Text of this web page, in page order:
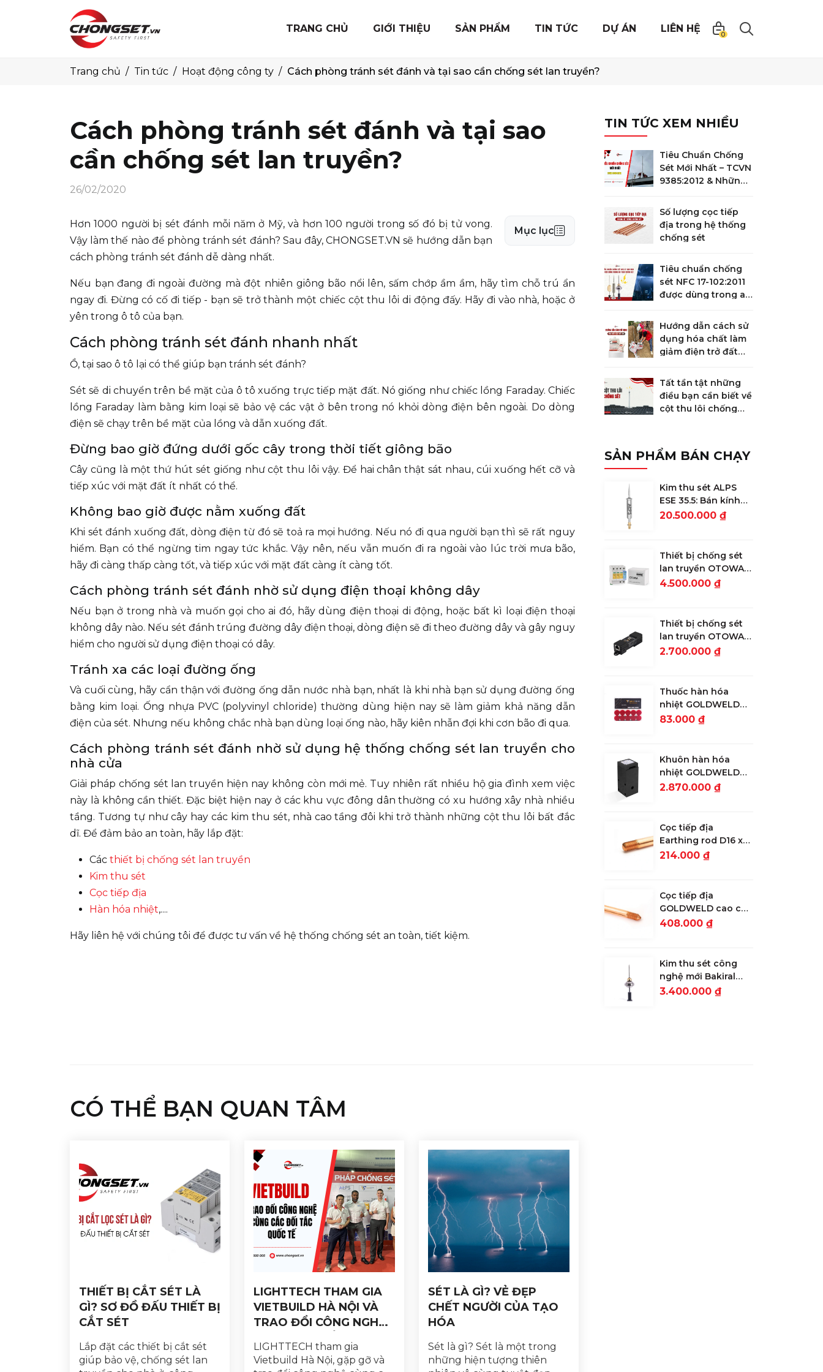
TRANG CHỦ GIỚI THIỆU SẢN PHẨM TIN TỨC DỰ ÁN LIÊN HỆ 0
Trang chủ Tin tức Hoạt động công ty Cách phòng tránh sét đánh và tại sao cần chống sét lan truyền?
Cách phòng tránh sét đánh và tại sao
cần chống sét lan truyền?
26/02/2020
Mục lục
Hơn 1000 người bị sét đánh mỗi năm ở Mỹ, và hơn 100 người trong số đó bị tử vong.
Vậy làm thế nào để phòng tránh sét đánh? Sau đây, CHONGSET.VN sẽ hướng dẫn bạn
cách phòng tránh sét đánh dễ dàng nhất.
Nếu bạn đang đi ngoài đường mà đột nhiên giông bão nổi lên, sấm chớp ầm ầm, hãy tìm chỗ trú ẩn
ngay đi. Đừng có cố đi tiếp - bạn sẽ trở thành một chiếc cột thu lôi di động đấy. Hãy đi vào nhà, hoặc ở
yên trong ô tô của bạn.
Cách phòng tránh sét đánh nhanh nhất
Ồ, tại sao ô tô lại có thể giúp bạn tránh sét đánh?
Sét sẽ di chuyển trên bề mặt của ô tô xuống trực tiếp mặt đất. Nó giống như chiếc lồng Faraday. Chiếc
lồng Faraday làm bằng kim loại sẽ bảo vệ các vật ở bên trong nó khỏi dòng điện bên ngoài. Do dòng
điện sẽ chạy trên bề mặt của lồng và dẫn xuống đất.
Đừng bao giờ đứng dưới gốc cây trong thời tiết giông bão
Cây cũng là một thứ hút sét giống như cột thu lôi vậy. Để hai chân thật sát nhau, cúi xuống hết cỡ và
tiếp xúc với mặt đất ít nhất có thể.
Không bao giờ được nằm xuống đất
Khi sét đánh xuống đất, dòng điện từ đó sẽ toả ra mọi hướng. Nếu nó đi qua người bạn thì sẽ rất nguy
hiểm. Bạn có thể ngừng tim ngay tức khắc. Vậy nên, nếu vẫn muốn đi ra ngoài vào lúc trời mưa bão,
hãy đi càng thấp càng tốt, và tiếp xúc với mặt đất càng ít càng tốt.
Cách phòng tránh sét đánh nhờ sử dụng điện thoại không dây
Nếu bạn ở trong nhà và muốn gọi cho ai đó, hãy dùng điện thoại di động, hoặc bất kì loại điện thoại
không dây nào. Nếu sét đánh trúng đường dây điện thoại, dòng điện sẽ đi theo đường dây và gây nguy
hiểm cho người sử dụng điện thoại có dây.
Tránh xa các loại đường ống
Và cuối cùng, hãy cẩn thận với đường ống dẫn nước nhà bạn, nhất là khi nhà bạn sử dụng đường ống
bằng kim loại. Ống nhựa PVC (polyvinyl chloride) thường dùng hiện nay sẽ làm giảm khả năng dẫn
điện của sét. Nhưng nếu không chắc nhà bạn dùng loại ống nào, hãy kiên nhẫn đợi khi cơn bão đi qua.
Cách phòng tránh sét đánh nhờ sử dụng hệ thống chống sét lan truyền cho
nhà cửa
Giải pháp chống sét lan truyền hiện nay không còn mới mẻ. Tuy nhiên rất nhiều hộ gia đình xem việc
này là không cần thiết. Đặc biệt hiện nay ở các khu vực đông dân thường có xu hướng xây nhà nhiều
tầng. Tương tự như cây hay các kim thu sét, nhà cao tầng đôi khi trở thành những cột thu lôi bất đắc
dĩ. Để đảm bảo an toàn, hãy lắp đặt:
Các thiết bị chống sét lan truyền
Kim thu sét
Cọc tiếp địa
Hàn hóa nhiệt,....
Hãy liên hệ với chúng tôi để được tư vấn về hệ thống chống sét an toàn, tiết kiệm.
TIN TỨC XEM NHIỀU
Tiêu Chuẩn Chống
Sét Mới Nhất – TCVN
9385:2012 & Những
Bắt Buộc Phải Biết
Số lượng cọc tiếp
địa trong hệ thống
chống sét
Tiêu chuẩn chống
sét NFC 17-102:2011
được dùng trong an
Hướng dẫn cách sử
dụng hóa chất làm
giảm điện trở đất
Tất tần tật những
điều bạn cần biết về
cột thu lôi chống
SẢN PHẨM BÁN CHẠY
Kim thu sét ALPS
ESE 35.5: Bán kính
bảo vệ 78m
20.500.000 ₫
Thiết bị chống sét
lan truyền OTOWA
đường nguồn LSK-
4.500.000 ₫
Thiết bị chống sét
lan truyền OTOWA
đường tín hiệu
2.700.000 ₫
Thuốc hàn hóa
nhiệt GOLDWELD
90g
83.000 ₫
Khuôn hàn hóa
nhiệt GOLDWELD
CR25 nối cọc với 3
2.870.000 ₫
Cọc tiếp địa
Earthing rod D16 x
2.4m lớp mạ 30
214.000 ₫
Cọc tiếp địa
GOLDWELD cao cấp
D16 x 2.4m lớp mạ
408.000 ₫
Kim thu sét công
nghệ mới Bakiral
ALFA S ESE 15: Bán
3.400.000 ₫
CÓ THỂ BẠN QUAN TÂM
THIẾT BỊ CẮT SÉT LÀ
GÌ? SƠ ĐỒ ĐẤU THIẾT BỊ
CẮT SÉT
Lắp đặt các thiết bị cắt sét
giúp bảo vệ, chống sét lan
LIGHTTECH THAM GIA
VIETBUILD HÀ NỘI VÀ
TRAO ĐỔI CÔNG NGHỆ
QUỐC TẾ
LIGHTTECH tham gia
Vietbuild Hà Nội, gặp gỡ và
SÉT LÀ GÌ? VẺ ĐẸP
CHẾT NGƯỜI CỦA TẠO
HÓA
Sét là gì? Sét là một trong
những hiện tượng thiên